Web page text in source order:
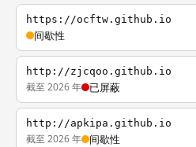
https://ocftw.github.io
间歇性
http://zjcqoo.github.io
截至 2026 年 已屏蔽
http://apkipa.github.io
截至 2026 年 间歇性